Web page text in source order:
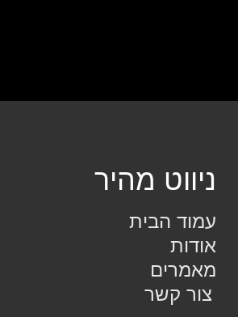
ניווט מהיר
עמוד הבית
אודות
מאמרים
צור קשר